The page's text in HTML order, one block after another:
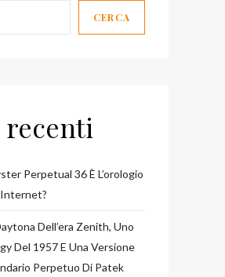
CERCA
Perpetual 36 È L’orologio
Dell’era Zenith, Uno
Del 1957 E Una Versione
Perpetuo Di Patek